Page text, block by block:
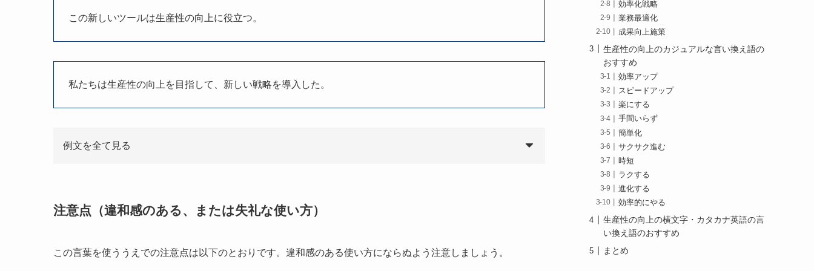
この新しいツールは生産性の向上に役立つ。
私たちは生産性の向上を目指して、新しい戦略を導入した。
例文を全て見る
注意点（違和感のある、または失礼な使い方）
この言葉を使ううえでの注意点は以下のとおりです。違和感のある使い方にならぬよう注意しましょう。
効率化戦略
業務最適化
成果向上施策
生産性の向上のカジュアルな言い換え語の
おすすめ
効率アップ
スピードアップ
楽にする
手間いらず
簡単化
サクサク進む
時短
ラクする
進化する
効率的にやる
生産性の向上の横文字・カタカナ英語の言
い換え語のおすすめ
まとめ